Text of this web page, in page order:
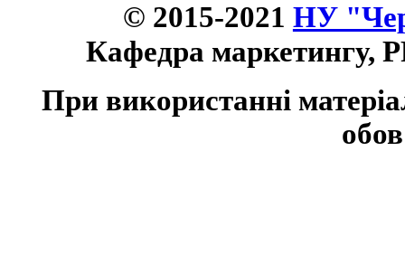
© 2015-2021 НУ
Кафедра маркетингу,
При використанні